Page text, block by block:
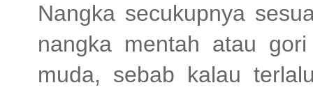
Nangka secukupnya
nangka mentah atau
muda, sebab kalau